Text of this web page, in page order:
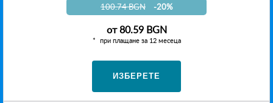
100.74 BGN -20%
от80.59 BGN
при плащане за 12 месеца
ИЗБЕРЕТЕ